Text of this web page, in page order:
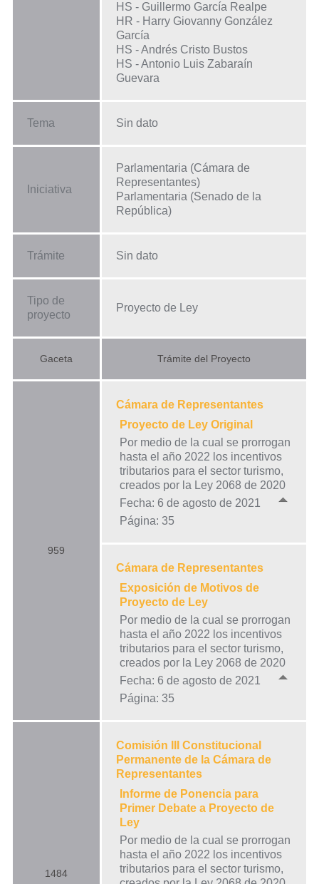
HS - Guillermo García Realpe
HR - Harry Giovanny González
García
HS - Andrés Cristo Bustos
HS - Antonio Luis Zabaraín
Guevara
Tema Sin dato
Iniciativa
Parlamentaria (Cámara de
Representantes)
Parlamentaria (Senado de la
República)
Trámite Sin dato
Tipo de
proyecto
Proyecto de Ley
Gaceta Trámite del Proyecto
959
Cámara de Representantes
Proyecto de Ley Original
Por medio de la cual se prorrogan
hasta el año 2022 los incentivos
tributarios para el sector turismo,
creados por la Ley 2068 de 2020
Fecha: 6 de agosto de 2021
Página: 35
Cámara de Representantes
Exposición de Motivos de
Proyecto de Ley
Por medio de la cual se prorrogan
hasta el año 2022 los incentivos
tributarios para el sector turismo,
creados por la Ley 2068 de 2020
Fecha: 6 de agosto de 2021
Página: 35
1484
Comisión III Constitucional
Permanente de la Cámara de
Representantes
Informe de Ponencia para
Primer Debate a Proyecto de
Ley
Por medio de la cual se prorrogan
hasta el año 2022 los incentivos
tributarios para el sector turismo,